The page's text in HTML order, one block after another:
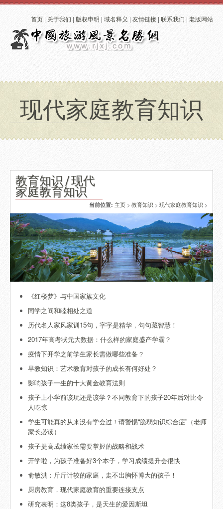
首页 | 关于我们 | 版权申明 | 域名释义 | 友情链接 | 联系我们 | 老版网站
现代家庭教育知识
教育知识 / 现代
家庭教育知识
当前位置: 主页 > 教育知识 > 现代家庭教育知识 >
《红楼梦》与中国家族文化
同学之间和睦相处之道
历代名人家风家训15句，字字是精华，句句藏智慧！
2017年高考状元大数据：什么样的家庭盛产学霸？
疫情下开学之前学生家长需做哪些准备？
早教知识：艺术教育对孩子的成长有何好处？
影响孩子一生的十大黄金教育法则
孩子上小学前该玩还是该学？不同教育下的孩子20年后对比令
人吃惊
学生可能真的从来没有学会过！请警惕“脆弱知识综合症”（老师
家长必读）
孩子提高成绩家长需要掌握的战略和战术
开学啦，为孩子准备好3个本子，学习成绩提升会很快
俞敏洪：斤斤计较的家庭，走不出胸怀博大的孩子！
厨房教育，现代家庭教育的重要连接支点
研究表明：这8类孩子，是天生的爱因斯坦